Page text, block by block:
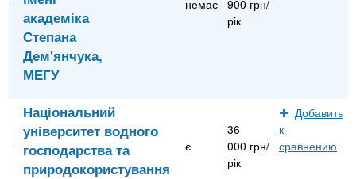
академіка
Степана
Дем'янчука,
МЕГУ
немає 900 грн/
рік
Національний
університет водного
господарства та
природокористування
є
36
000 грн/
рік
Добавить
к
сравнению